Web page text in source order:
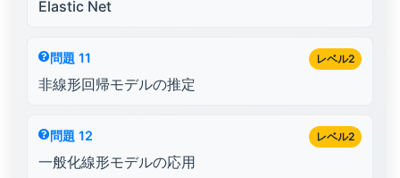
Elastic Net
レベル2
問題 11
非線形回帰モデルの推定
レベル2
問題 12
一般化線形モデルの応用